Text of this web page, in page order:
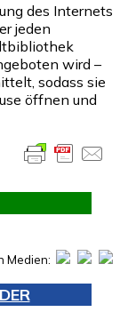
des Internets
jeden
wird –
sodass sie
öffnen und
Medien: